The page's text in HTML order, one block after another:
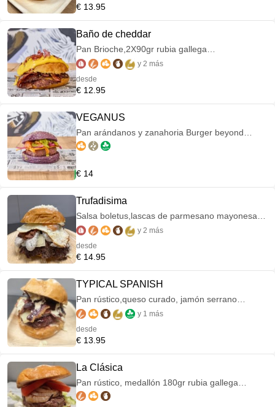
€ 13.95
Baño de cheddar
Pan Brioche,2X90gr rubia gallega
madurada,doble cheddar,doble bacón,bañada
y 2 más
desde
€ 12.95
VEGANUS
Pan arándanos y zanahoria Burger beyond
Zanahoria crunchy Guacamole y cebolla
€ 14
Trufadisima
Salsa boletus,lascas de parmesano mayonesa
trufada panceta curada de cerdo huevo frito y
y 2 más
desde
€ 14.95
TYPICAL SPANISH
Pan rústico,queso curado, jamón serrano
plancha,panceta ahumada de VACA rubia
y 1 más
desde
€ 13.95
La Clásica
Pan rústico, medallón 180gr rubia gallega
Lechuga,tomate y cebolla plancha